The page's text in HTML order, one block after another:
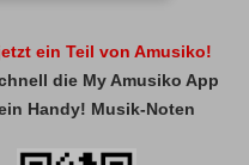
ein Teil von Amusiko!
die My Amusiko App
Handy! Musik-Noten